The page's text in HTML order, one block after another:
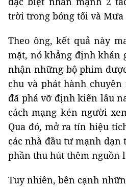
trời trong bóng tối và Mưa
Theo ông, kết quả này
mặt, nó khẳng định khán
nhận những bộ phim
chu và phát hành
đã phá vỡ định kiến lâu
cách mạng kén người
Qua đó, mở ra tín hiệu
các nhà đầu tư mạnh dạn
phần thu hút thêm nguồn
Tuy nhiên, bên cạnh